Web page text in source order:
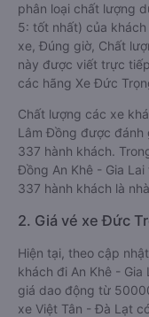
phân loại chất lượng
5: tốt nhất) của
xe, Đúng giờ, Chất
này được viết trực
các hãng Xe Đức
Chất lượng các xe
Lâm Đồng được
337 hành khách.
Đồng An Khê - Gia
337 hành khách là
2. Giá vé xe Đức
Hiện tại, theo cập
khách đi An Khê -
giá dao động từ
xe Việt Tân - Đà Lạt